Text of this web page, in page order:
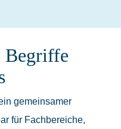
Begriffe
gemeinsamer
für Fachbereiche,